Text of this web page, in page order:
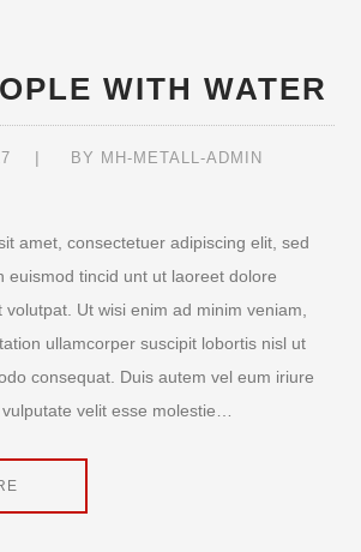
WITH WATER
BY MH-METALL-ADMIN
amet, consectetuer adipiscing elit, sed
euismod tincid unt ut laoreet dolore
Ut wisi enim ad minim veniam,
ullamcorper suscipit lobortis nisl ut
consequat. Duis autem vel eum iriure
velit esse molestie…